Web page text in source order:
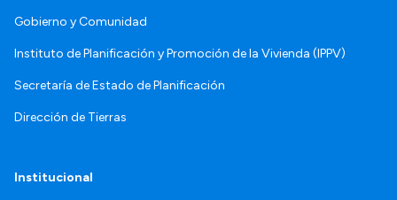
Gobierno y Comunidad
Instituto de Planificación y Promoción de la Vivienda (IPPV)
Secretaría de Estado de Planificación
Dirección de Tierras
Institucional